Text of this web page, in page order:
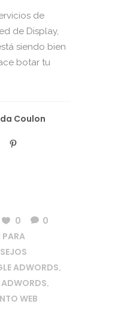
de
de Display,
siendo bien
botar tu
Coulon
0
0
ADWORDS,
,
WEB